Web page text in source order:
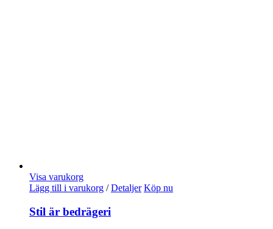
Visa varukorg
Lägg till i varukorg / Detaljer Köp nu
Stil är bedrägeri